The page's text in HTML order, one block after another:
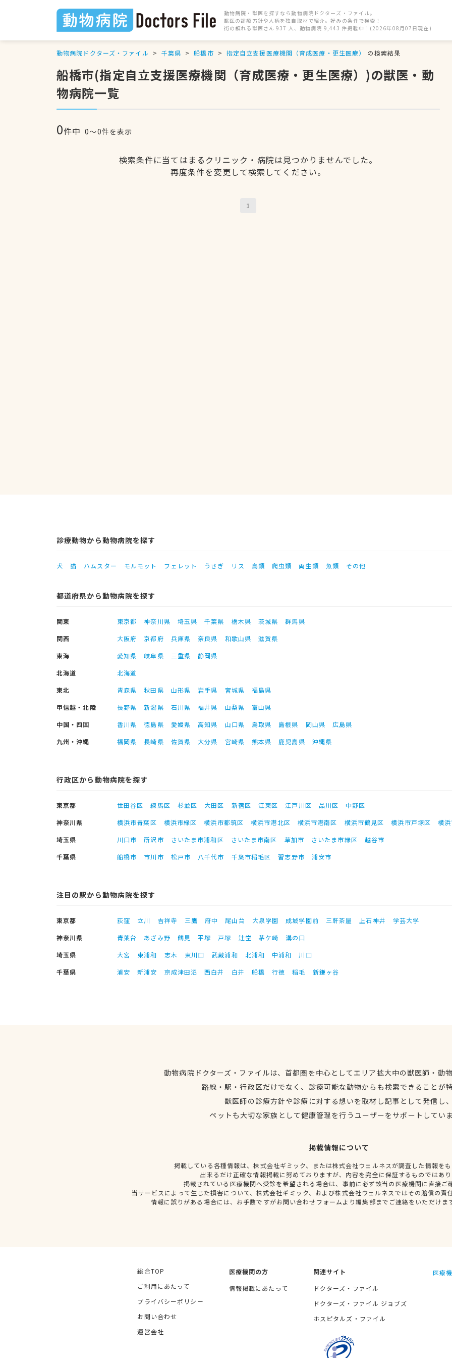
動物病院・獣医を探すなら動物病院ドクターズ・ファイル。
獣医の診療方針や人柄を独自取材で紹介。好みの条件で検索！
街の頼れる獣医さん 937 人、動物病院 9,443 件掲載中！(2026年08月07日現在)
動物病院ドクターズ・ファイル 千葉県 船橋市 指定自立支援医療機関（育成医療・更生医療） の検索結果
船橋市(指定自立支援医療機関（育成医療・更生医療）)の獣医・動
物病院一覧
0件中 0〜0件を表示
検索条件に当てはまるクリニック・病院は見つかりませんでした。
再度条件を変更して検索してください。
1
診療動物から動物病院を探す
犬 猫 ハムスター モルモット フェレット うさぎ リス 鳥類 爬虫類 両生類 魚類 その他
都道府県から動物病院を探す
関東 東京都 神奈川県 埼玉県 千葉県 栃木県 茨城県
群馬県
関西
大阪府 京都府 兵庫県 奈良県 和歌山県
滋賀県
東海
愛知県 岐阜県 三重県
静岡県
北海道
北海道
東北
青森県 秋田県 山形県 岩手県 宮城県
福島県
甲信越・北陸
長野県 新潟県 石川県 福井県 山梨県
富山県
中国・四国
香川県 徳島県 愛媛県 高知県 山口県 鳥取県 島根県 岡山県
広島県
九州・沖縄
福岡県 長崎県 佐賀県 大分県 宮崎県 熊本県 鹿児島県 沖縄県
行政区から動物病院を探す
東京都 世田谷区 練馬区 杉並区 大田区 新宿区 江東区 江戸川区 品川区
中野区
神奈川県
横浜市青葉区 横浜市緑区 横浜市都筑区 横浜市港北区 横浜市港南区 横浜市鶴見区 横浜市戸塚区
横
埼玉県
川口市 所沢市 さいたま市浦和区 さいたま市南区 草加市 さいたま市緑区
越谷市
千葉県
船橋市 市川市 松戸市 八千代市 千葉市稲毛区 習志野市 浦安市
注目の駅から動物病院を探す
東京都 荻窪 立川 吉祥寺 三鷹 府中 尾山台 大泉学園 成城学園前 三軒茶屋 上石神井
学芸大学
神奈川県
青葉台 あざみ野 鶴見 平塚 戸塚 辻堂 茅ケ崎
溝の口
埼玉県
大宮 東浦和 志木 東川口 武蔵浦和 北浦和 中浦和
川口
千葉県
浦安 新浦安 京成津田沼 西白井 白井 船橋 行徳 稲毛 新鎌ヶ谷
動物病院ドクターズ・ファイルは、首都圏を中心としてエリア拡大中の獣医師・動
路線・駅・行政区だけでなく、診療可能な動物からも検索できることが
獣医師の診療方針や診療に対する想いを取材し記事として発信し
ペットも大切な家族として健康管理を行うユーザーをサポートしてい
掲載情報について
掲載している各種情報は、株式会社ギミック、または株式会社ウェルネスが調査した情報を
出来るだけ正確な情報掲載に努めておりますが、内容を完全に保証するものではあ
掲載されている医療機関へ受診を希望される場合は、事前に必ず該当の医療機関に直接ご
当サービスによって生じた損害について、株式会社ギミック、および株式会社ウェルネスではその賠償の責
情報に誤りがある場合には、お手数ですがお問い合わせフォームより編集部までご連絡をいただけま
総合TOP
ご利用にあたって
プライバシーポリシー
お問い合わせ
運営会社
医療機関の方
情報掲載にあたって
関連サイト
ドクターズ・ファイル
ドクターズ・ファイル ジョブズ
ホスピタルズ・ファイル
医療